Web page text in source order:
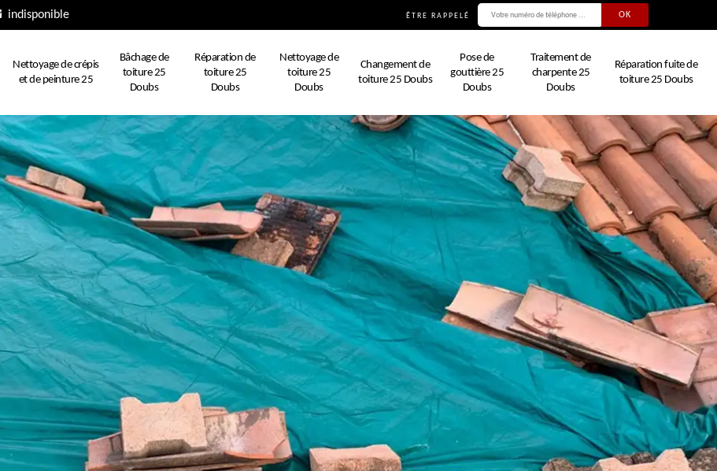
indisponible ÊTRE RAPPELÉ
Nettoyage de crépis
et de peinture 25
Bâchage de
toiture 25
Doubs
Réparation de
toiture 25
Doubs
Nettoyage de
toiture 25
Doubs
Changement de
toiture 25 Doubs
Pose de
gouttière 25
Doubs
Traitement de
charpente 25
Doubs
Réparation fuite de
toiture 25 Doubs